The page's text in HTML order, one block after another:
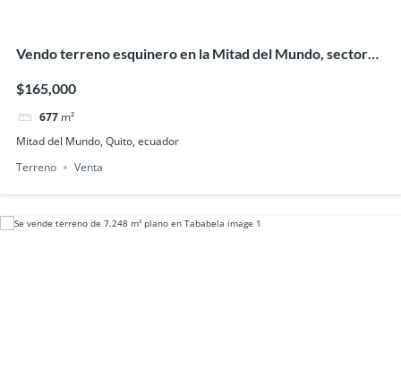
Vendo terreno esquinero en la Mitad del Mundo, sector
$165,000
677 m²
Mitad del Mundo, Quito, ecuador
Terreno
Venta